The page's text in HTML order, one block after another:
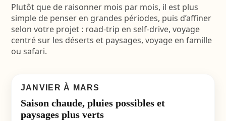
Plutôt que de raisonner mois par mois, il est plus
simple de penser en grandes périodes, puis d’affiner
selon votre projet : road-trip en self-drive, voyage
centré sur les déserts et paysages, voyage en famille
ou safari.
JANVIER À MARS
Saison chaude, pluies possibles et
paysages plus verts